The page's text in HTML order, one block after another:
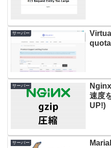
サーバー
サーバー
速度
UP!)
サーバー